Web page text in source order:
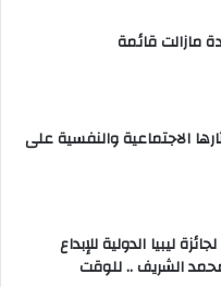
مازالت قائمة
الاجتماعية والنفسية على
ليبيا الدولية للإبداع
محمد الشريف .. للوقت